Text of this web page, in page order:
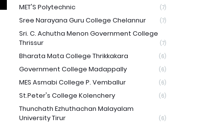
MET'S Polytechnic (7)
Sree Narayana Guru College Chelannur (7)
Sri. C. Achutha Menon Government College
Thrissur
(7)
Bharata Mata College Thrikkakara (6)
Government College Madappally (6)
MES Asmabi College P. Vemballur (6)
St.Peter's College Kolenchery (6)
Thunchath Ezhuthachan Malayalam
University Tirur
(6)